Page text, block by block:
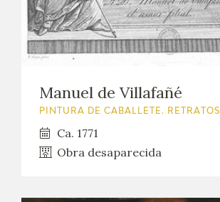
Manuel de Villafañé
PINTURA DE CABALLETE. RETRATOS
Ca. 1771
Obra desaparecida